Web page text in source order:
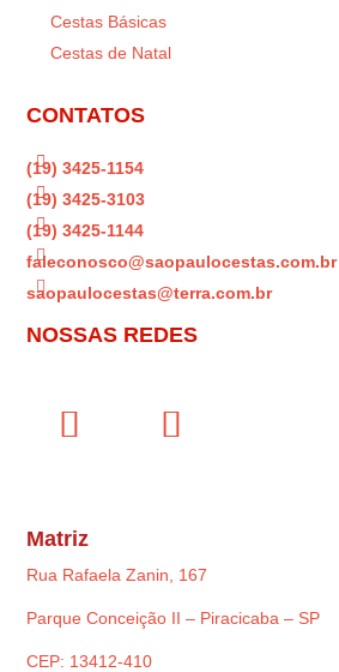
Cestas Básicas
Cestas de Natal
CONTATOS

(19) 3425-1154

(19) 3425-3103

(19) 3425-1144

faleconosco@saopaulocestas.com.br

saopaulocestas@terra.com.br
NOSSAS REDES
Matriz
Rua Rafaela Zanin, 167
Parque Conceição II – Piracicaba – SP
CEP: 13412-410